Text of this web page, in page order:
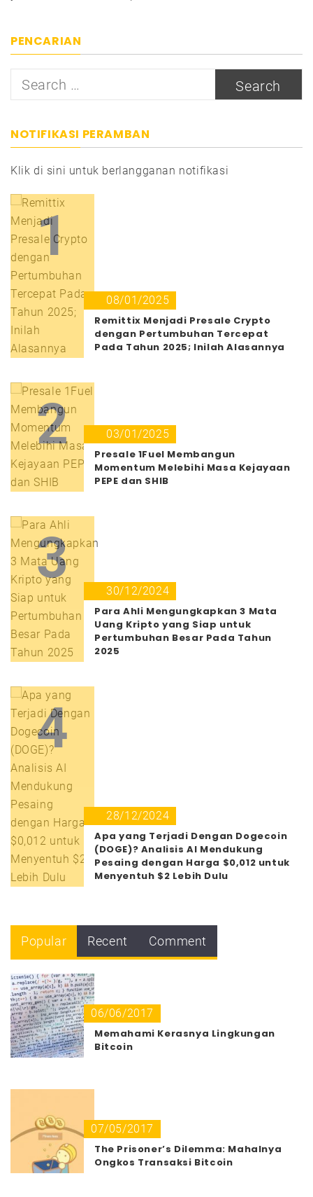
PENCARIAN
Search
NOTIFIKASI PERAMBAN
Klik di sini untuk berlangganan notifikasi
1
08/01/2025
Remittix Menjadi Presale Crypto
dengan Pertumbuhan Tercepat
Pada Tahun 2025; Inilah Alasannya
2
03/01/2025
Presale 1Fuel Membangun
Momentum Melebihi Masa Kejayaan
PEPE dan SHIB
3
30/12/2024
Para Ahli Mengungkapkan 3 Mata
Uang Kripto yang Siap untuk
Pertumbuhan Besar Pada Tahun
2025
4
28/12/2024
Apa yang Terjadi Dengan Dogecoin
(DOGE)? Analisis AI Mendukung
Pesaing dengan Harga $0,012 untuk
Menyentuh $2 Lebih Dulu
Popular Recent Comment
06/06/2017
Memahami Kerasnya Lingkungan
Bitcoin
07/05/2017
The Prisoner’s Dilemma: Mahalnya
Ongkos Transaksi Bitcoin